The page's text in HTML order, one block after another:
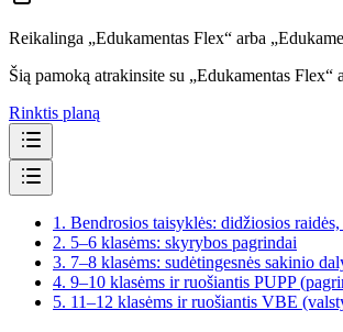
Reikalinga „Edukamentas Flex“ arba
Šią pamoką atrakinsite su „Edukamentas Flex“
Rinktis planą
1. Bendrosios taisyklės: didžiosios
2. 5–6 klasėms: skyrybos pagrindai
3. 7–8 klasėms: sudėtingesnės sakinio
4. 9–10 klasėms ir ruošiantis PUPP
5. 11–12 klasėms ir ruošiantis VBE